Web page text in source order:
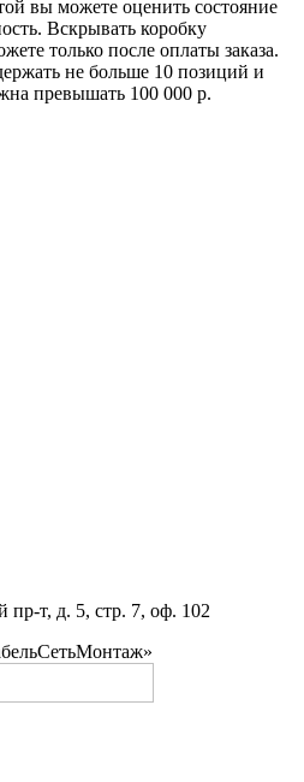
вы можете оценить состояние
Вскрывать коробку
только после оплаты заказа.
не больше 10 позиций и
превышать 100 000 р.
пр-т, д. 5, стр. 7, оф. 102